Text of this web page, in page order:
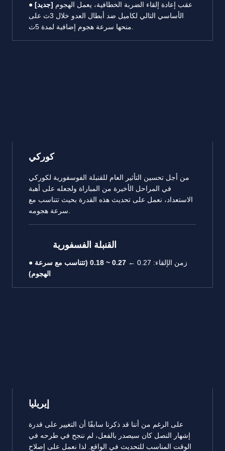
● [جديد] عقب إعادة إلقاء الضربة الخطافية، يعمل الهجوم
الأساسي التالي لكاميل ضد أبطال العدو خلال 3ث على
كوركي
من أجل تحسين التأثير العام للقنبلة الفوسفورية لكوركي
في المراحل الأخيرة من المباراة ولجعله على أهبة
الاستعداد، نعمل على تحديث هذه القدرة بحيث تتناسب مع
القنبلة الفسفورية
● زمن الإلقاء: 0.27 ←
0.27 ~ 0.18 (تتناسب مع سرعة
الهجوم)
إيريليا
على الرغم من أننا قد ذكرنا سابقًا أن التغيير على قدرة
إشهار النصل كان سيصدر بالفعل، لم ننجح في طرحه في
الوقت المناسب للتحديث في الواقع. لذا نعمل على إصلاح